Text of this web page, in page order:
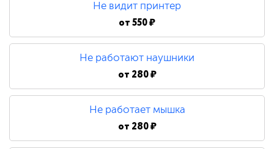
Не видит принтер
от550 ₽
Не работают наушники
от 280 ₽
Не работает мышка
от 280 ₽